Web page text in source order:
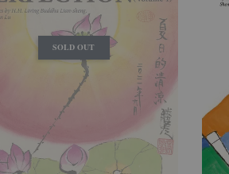
SOLD OUT